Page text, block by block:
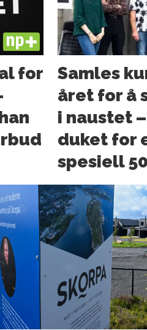
PLUS
for
Samles
året for å
i naustet
duket for
spesiell